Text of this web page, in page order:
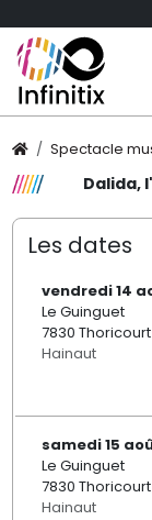
Spectacle
Dalida,
Les dates
vendredi 14
Le Guinguet
7830 Thoricourt
Hainaut
samedi 15
Le Guinguet
7830 Thoricourt
Hainaut